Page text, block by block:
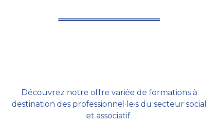
Découvrez notre offre variée de formations à
destination des professionnel·le·s du secteur social
et associatif.